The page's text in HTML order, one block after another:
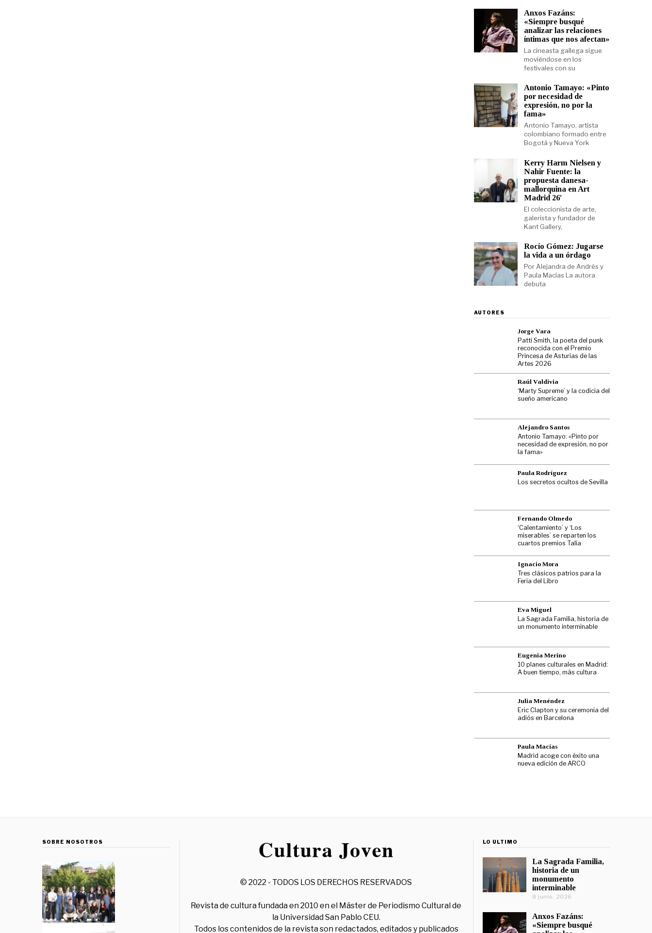
Anxos Fazáns:
«Siempre busqué
analizar las relaciones
íntimas que nos afectan»
La cineasta gallega sigue
moviéndose en los
festivales con su
Antonio Tamayo: «Pinto
por necesidad de
expresión, no por la
fama»
Antonio Tamayo, artista
colombiano formado entre
Bogotá y Nueva York
Kerry Harm Nielsen y
Nahir Fuente: la
propuesta danesa-
mallorquina en Art
Madrid 26′
El coleccionista de arte,
galerista y fundador de
Kant Gallery,
Rocío Gómez: Jugarse
la vida a un órdago
Por Alejandra de Andrés y
Paula Macías La autora
debuta
AUTORES
Jorge Vara
Patti Smith, la poeta del punk
reconocida con el Premio
Princesa de Asturias de las
Artes 2026
Raúl Valdivia
‘Marty Supreme’ y la codicia del
sueño americano
Alejandro Santos
Antonio Tamayo: «Pinto por
necesidad de expresión, no por
la fama»
Paula Rodríguez
Los secretos ocultos de Sevilla
Fernando Olmedo
‘Calentamiento’ y ‘Los
miserables’ se reparten los
cuartos premios Talía
Ignacio Mora
Tres clásicos patrios para la
Feria del Libro
Eva Miguel
La Sagrada Familia, historia de
un monumento interminable
Eugenia Merino
10 planes culturales en Madrid:
A buen tiempo, más cultura
Julia Menéndez
Eric Clapton y su ceremonia del
adiós en Barcelona
Paula Macías
Madrid acoge con éxito una
nueva edición de ARCO
SOBRE NOSOTROS
© 2022 - TODOS LOS DERECHOS RESERVADOS
Revista de cultura fundada en 2010 en el Máster de Periodismo Cultural de
la Universidad San Pablo CEU.
Todos los contenidos de la revista son redactados, editados y publicados
LO ÚLTIMO
La Sagrada Familia,
historia de un
monumento
interminable
8 junio, 2026
Anxos Fazáns:
«Siempre busqué